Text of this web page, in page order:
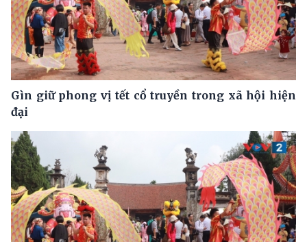
Gìn giữ phong vị tết cổ truyền trong xã hội hiện
đại